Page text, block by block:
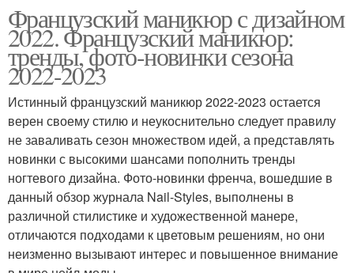
Французский маникюр с дизайном
2022. Французский маникюр:
тренды, фото-новинки сезона
2022-2023
Истинный французский маникюр 2022-2023 остается
верен своему стилю и неукоснительно следует правилу
не заваливать сезон множеством идей, а представлять
новинки с высокими шансами пополнить тренды
ногтевого дизайна. Фото-новинки френча, вошедшие в
данный обзор журнала Nail-Styles, выполнены в
различной стилистике и художественной манере,
отличаются подходами к цветовым решениям, но они
неизменно вызывают интерес и повышенное внимание